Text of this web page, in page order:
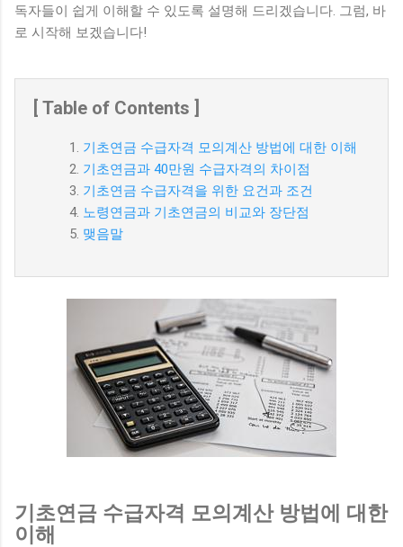
독자들이 쉽게 이해할 수 있도록 설명해 드리겠습니다. 그럼, 바
로 시작해 보겠습니다!
[ Table of Contents ]
기초연금 수급자격 모의계산 방법에 대한 이해
기초연금과 40만원 수급자격의 차이점
기초연금 수급자격을 위한 요건과 조건
노령연금과 기초연금의 비교와 장단점
맺음말
기초연금 수급자격 모의계산 방법에 대한
이해